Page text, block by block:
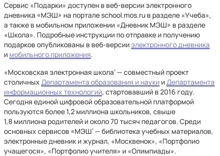
Сервис «Подарки» доступен в веб-версии электронного
дневника «МЭШ» на портале school.mos.ru в разделе «Учеба»,
а также в мобильном приложении «Дневник МЭШ» в разделе
«Школа». Подробные инструкции по отправке и получению
подарков опубликованы в веб-версииэлектронного дневника
и мобильного приложения.
«Московская электронная школа‘ — совместный проект
столичных Департамента образования и науки иДепартамента
информационных технологий, стартовавший в 2016 году.
Сегодня единой цифровой образовательной платформой
пользуются более 1,2 миллиона школьников, свыше
1,8 миллиона родителей и около 70 тысяч педагогов. Среди
основных сервисов «МЭШ‘ — библиотека учебных материалов,
электронные дневник и журнал, «Москвенок», «Портфолио
учащегося», «Портфолио учителя» и «Олимпиады».